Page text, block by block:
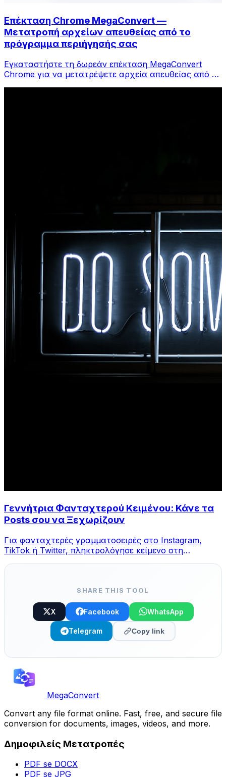
Επέκταση Chrome MegaConvert —
Μετατροπή αρχείων απευθείας από το
πρόγραμμα περιήγησής σας
Εγκαταστήστε τη δωρεάν επέκταση MegaConvert
Chrome για να μετατρέψετε αρχεία απευθείας από τη
Γεννήτρια Φανταχτερού Κειμένου: Κάνε τα
Posts σου να Ξεχωρίζουν
Για φανταχτερές γραμματοσειρές στο Instagram,
TikTok ή Twitter, πληκτρολόγησε κείμενο στη
SHARE THIS TOOL
X Facebook WhatsApp
Telegram Copy link
MegaConvert
Convert any file format online. Fast, free, and secure file
conversion for documents, images, videos, and more.
Δημοφιλείς Μετατροπές
PDF se DOCX
PDF se JPG